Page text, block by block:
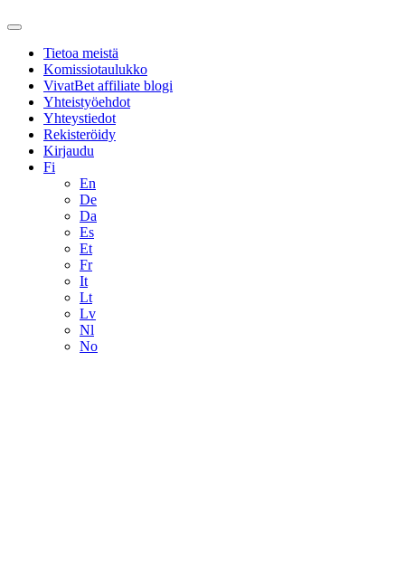
Tietoa meistä
Komissiotaulukko
VivatBet affiliate blogi
Yhteistyöehdot
Yhteystiedot
Rekisteröidy
Kirjaudu
Fi
En
De
Da
Es
Et
Fr
It
Lt
Lv
Nl
No